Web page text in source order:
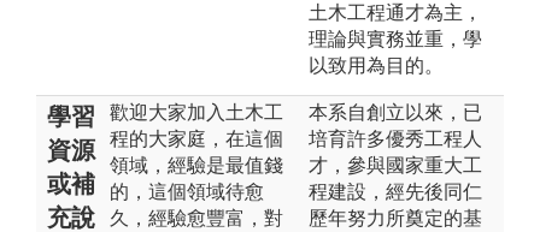
土木工程通才為主，
理論與實務並重，學
以致用為目的。
學習
資源
或補
充說
歡迎大家加入土木工
程的大家庭，在這個
領域，經驗是最值錢
的，這個領域待愈
久，經驗愈豐富，對
本系自創立以來，已
培育許多優秀工程人
才，參與國家重大工
程建設，經先後同仁
歷年努力所奠定的基